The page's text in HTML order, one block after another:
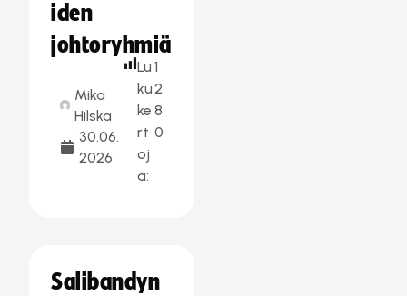
iden
johtoryhmiä
Mika
Hilska
30.06.
2026
Lu
ku
ke
rt
oj
a:
1
2
8
0
Salibandyn